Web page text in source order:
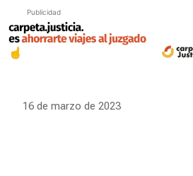
Publicidad
16 de marzo de 2023